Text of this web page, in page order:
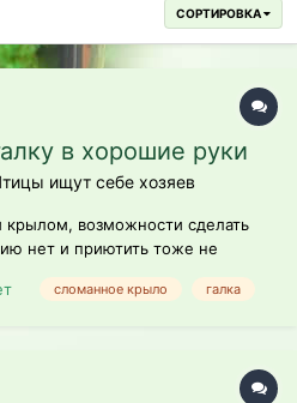
СОРТИРОВКА
в хорошие руки
ищут себе хозяев
возможности сделать
нет и приютить тоже не
Тверской области, обычно
сломанное крыло галка